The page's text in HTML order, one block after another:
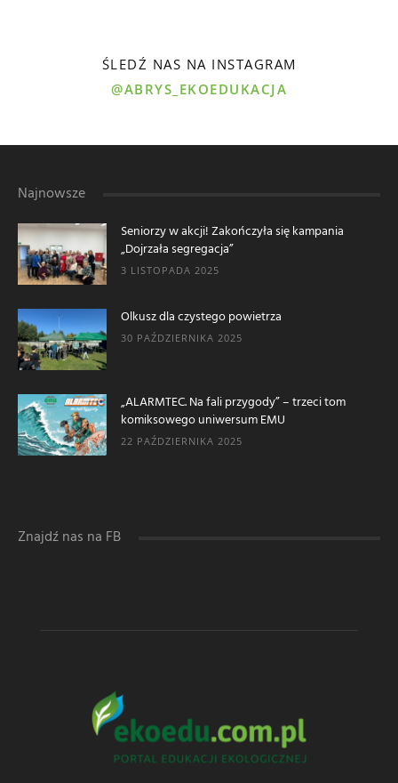
ŚLEDŹ NAS NA INSTAGRAM
@ABRYS_EKOEDUKACJA
Najnowsze
Seniorzy w akcji! Zakończyła się kampania
„Dojrzała segregacja”
3 LISTOPADA 2025
Olkusz dla czystego powietrza
30 PAŹDZIERNIKA 2025
„ALARMTEC. Na fali przygody” – trzeci tom
komiksowego uniwersum EMU
22 PAŹDZIERNIKA 2025
Znajdź nas na FB